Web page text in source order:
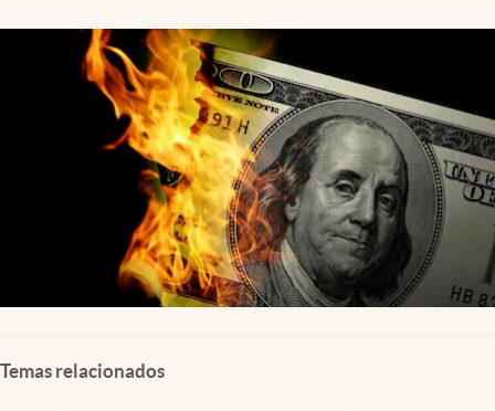
USA
Temas relacionados